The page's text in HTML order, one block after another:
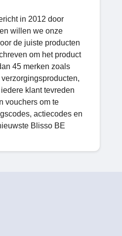
in 2012 door
willen we onze
de juiste producten
om het product
45 merken zoals
klant tevreden
vouchers om te
actiecodes en
Blisso BE